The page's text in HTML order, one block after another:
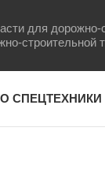
для дорожно-
строительной
СПЕЦТЕХНИКИ